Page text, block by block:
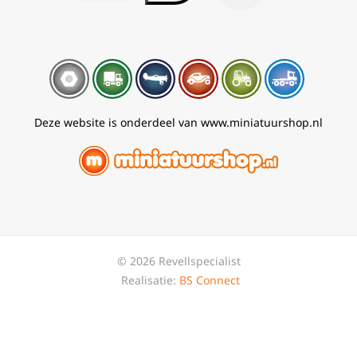
Deze website is onderdeel van www.miniatuurshop.nl
© 2026 Revellspecialist
Realisatie: BS Connect